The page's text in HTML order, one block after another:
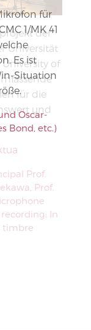
für
1/MK 41
Es ist
Situation
Oscar-
Bond, etc.)